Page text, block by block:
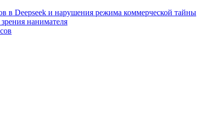
в Deepseek и нарушения режима коммерческой тайны
нанимателя